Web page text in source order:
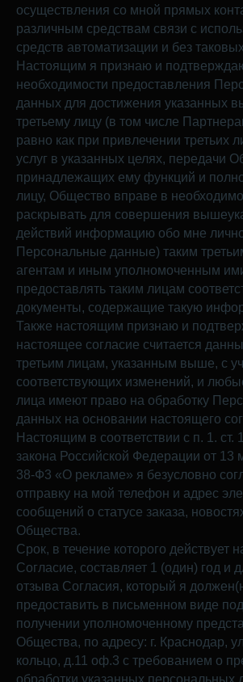
осуществления со мной прямых
различным средствам связи с
средств автоматизации и без
Настоящим я признаю и
необходимости предоставления
данных для достижения указанных
третьему лицу (в том числе
равно как при привлечении третьих
услуг в указанных целях, передачи
принадлежащих ему функций и
лицу, Общество вправе в
раскрывать для совершения
действий информацию обо мне
Персональные данные) таким
агентам и иным уполномоченным
предоставлять таким лицам
документы, содержащие такую
Также настоящим признаю и
настоящее согласие считается
третьим лицам, указанным выше, с
соответствующих изменений, и
лица имеют право на обработку
данных на основании настоящего
Настоящим в соответствии с п. 1. ст.
закона Российской Федерации от 13
38-Ф3 «О рекламе» я безусловно
отправку на мой телефон и адрес
сообщений о статусе заказа,
Общества.
Срок, в течение которого действует
Согласие, составляет 1 (один) год и
отзыва Согласия, который я
предоставить в письменном виде
получении уполномоченному
Общества, по адресу: г. Краснодар,
кольцо, д.11 оф.3 с требованием о
обработки указанных персональных